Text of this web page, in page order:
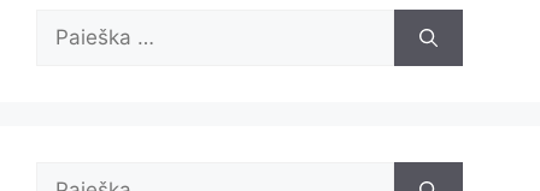
Ieškoti:
Ieškoti: